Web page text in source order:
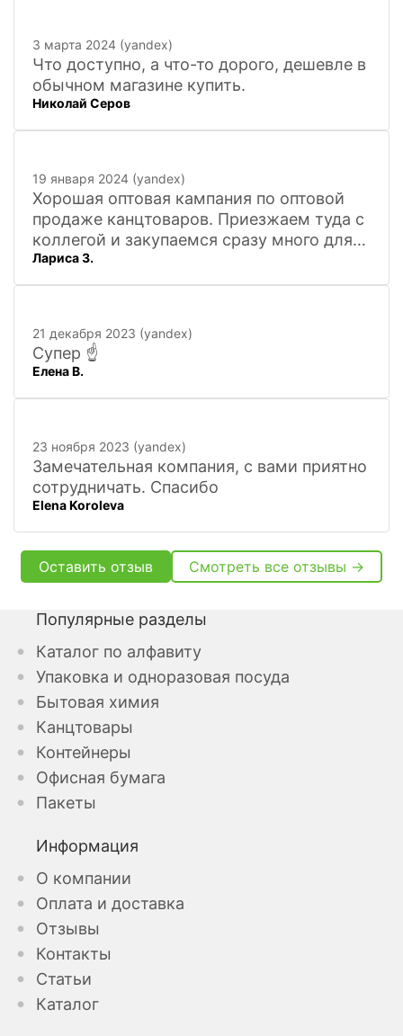
3 марта 2024 (yandex)
Что доступно, а что-то дорого, дешевле в
обычном магазине купить.
Николай Серов
19 января 2024 (yandex)
Хорошая оптовая кампания по оптовой
продаже канцтоваров. Приезжаем туда с
коллегой и закупаемся сразу много для
офиса. Удобно. Есть практически всё, что
нужно, и по хорошим ценам. Вежливый
искать
Лариса З.
21 декабря 2023 (yandex)
Супер ☝️
Елена В.
23 ноября 2023 (yandex)
Замечательная компания, с вами приятно
сотрудничать. Спасибо
Elena Koroleva
Оставить отзыв Смотреть все отзывы →
Популярные разделы
Каталог по алфавиту
Упаковка и одноразовая посуда
Бытовая химия
Канцтовары
Контейнеры
Офисная бумага
Пакеты
Информация
О компании
Оплата и доставка
Отзывы
Контакты
Статьи
Каталог